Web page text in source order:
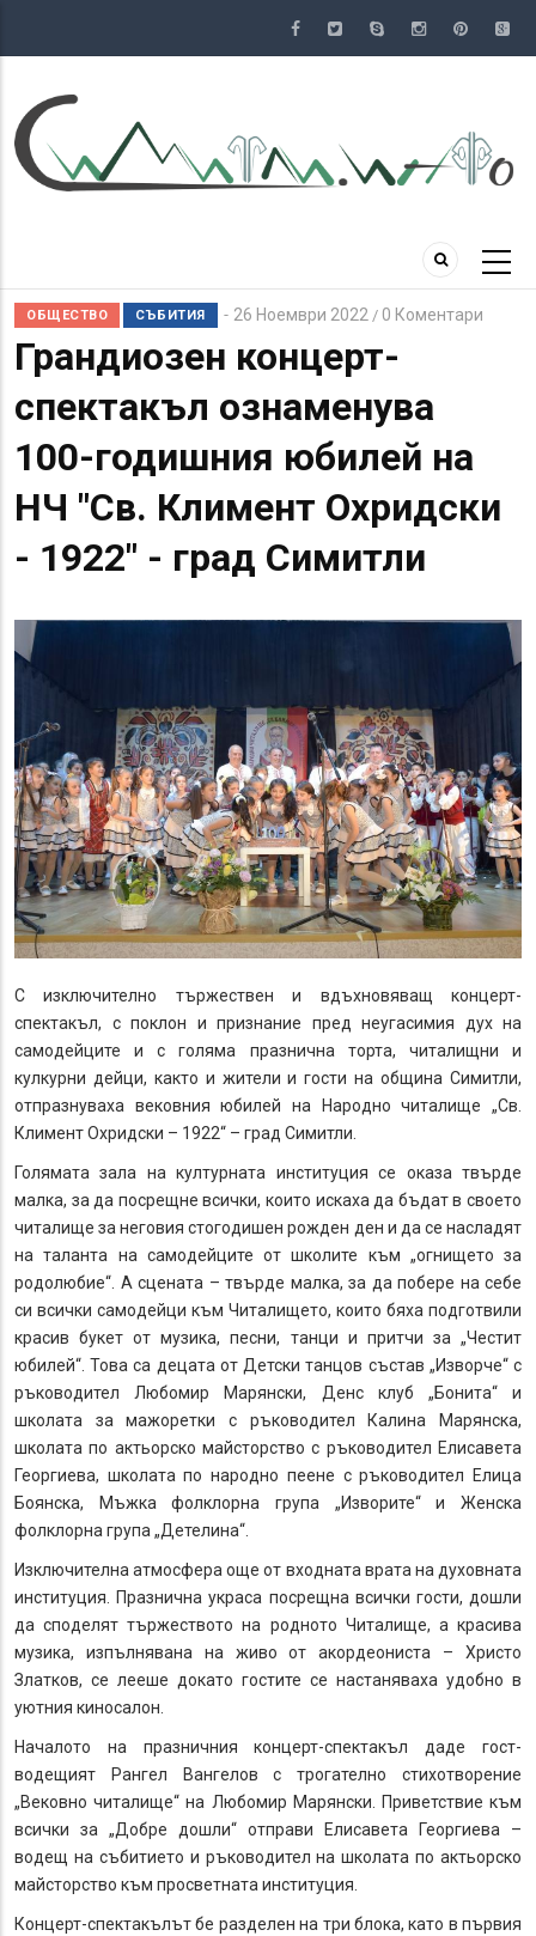
съдържание
ОБЩЕСТВО СЪБИТИЯ 26 Ноември 2022 / 0 Коментари
Грандиозен концерт-
спектакъл ознаменува
100-годишния юбилей на
НЧ "Св. Климент Охридски
- 1922" - град Симитли
С изключително тържествен и вдъхновяващ концерт-
спектакъл, с поклон и признание пред неугасимия дух на
самодейците и с голяма празнична торта, читалищни и
кулкурни дейци, както и жители и гости на община Симитли,
отпразнуваха вековния юбилей на Народно читалище „Св.
Климент Охридски – 1922“ – град Симитли.
Голямата зала на културната институция се оказа твърде
малка, за да посрещне всички, които искаха да бъдат в своето
читалище за неговия стогодишен рожден ден и да се насладят
на таланта на самодейците от школите към „огнището за
родолюбие“. А сцената – твърде малка, за да побере на себе
си всички самодейци към Читалището, които бяха подготвили
красив букет от музика, песни, танци и притчи за „Честит
юбилей“. Това са децата от Детски танцов състав „Изворче“ с
ръководител Любомир Марянски, Денс клуб „Бонита“ и
школата за мажоретки с ръководител Калина Марянска,
школата по актьорско майсторство с ръководител Елисавета
Георгиева, школата по народно пеене с ръководител Елица
Боянска, Мъжка фолклорна група „Изворите“ и Женска
фолклорна група „Детелина“.
Изключителна атмосфера още от входната врата на духовната
институция. Празнична украса посрещна всички гости, дошли
да споделят тържеството на родното Читалище, а красива
музика, изпълнявана на живо от акордеониста – Христо
Златков, се лееше докато гостите се настаняваха удобно в
уютния киносалон.
Началото на празничния концерт-спектакъл даде гост-
водещият Рангел Вангелов с трогателно стихотворение
„Вековно читалище“ на Любомир Марянски. Приветствие към
всички за „Добре дошли“ отправи Елисавета Георгиева –
водещ на събитието и ръководител на школата по актьорско
майсторство към просветната институция.
Концерт-спектакълът бе разделен на три блока, като в първия